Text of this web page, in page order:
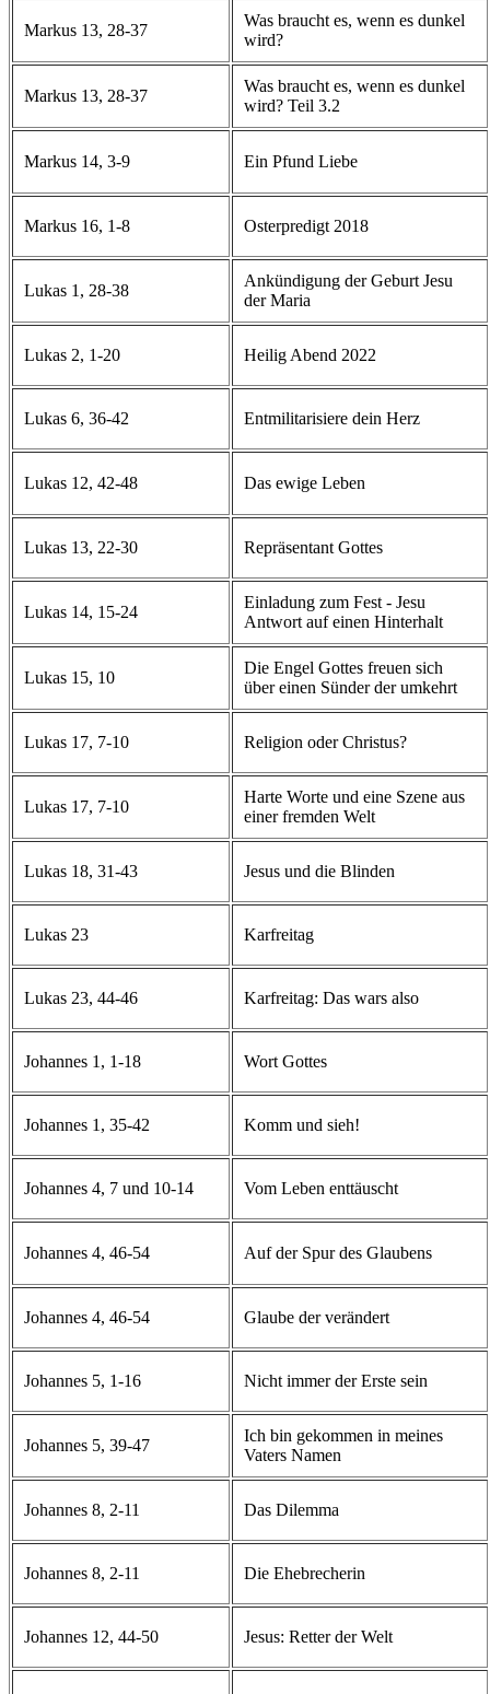
Markus 13, 28-37
Was braucht es, wenn es dunkel
wird?
Markus 13, 28-37
Was braucht es, wenn es dunkel
wird? Teil 3.2
Markus 14, 3-9 Ein Pfund Liebe
Markus 16, 1-8 Osterpredigt 2018
Lukas 1, 28-38
Ankündigung der Geburt Jesu
der Maria
Lukas 2, 1-20 Heilig Abend 2022
Lukas 6, 36-42 Entmilitarisiere dein Herz
Lukas 12, 42-48 Das ewige Leben
Lukas 13, 22-30 Repräsentant Gottes
Lukas 14, 15-24
Einladung zum Fest - Jesu
Antwort auf einen Hinterhalt
Lukas 15, 10
Die Engel Gottes freuen sich
über einen Sünder der umkehrt
Lukas 17, 7-10 Religion oder Christus?
Lukas 17, 7-10
Harte Worte und eine Szene aus
einer fremden Welt
Lukas 18, 31-43 Jesus und die Blinden
Lukas 23 Karfreitag
Lukas 23, 44-46 Karfreitag: Das wars also
Johannes 1, 1-18 Wort Gottes
Johannes 1, 35-42 Komm und sieh!
Johannes 4, 7 und 10-14 Vom Leben enttäuscht
Johannes 4, 46-54 Auf der Spur des Glaubens
Johannes 4, 46-54 Glaube der verändert
Johannes 5, 1-16 Nicht immer der Erste sein
Johannes 5, 39-47
Ich bin gekommen in meines
Vaters Namen
Johannes 8, 2-11 Das Dilemma
Johannes 8, 2-11 Die Ehebrecherin
Johannes 12, 44-50 Jesus: Retter der Welt